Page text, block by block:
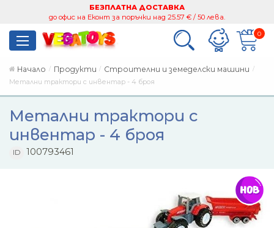
БЕЗПЛАТНА ДОСТАВКА
до офис на Еконт за поръчки над 25.57 € / 50 лева.
0
Начало Продукти Строителни и земеделски машини
Метални трактори с инвентар - 4 броя
Метални трактори с
инвентар - 4 броя
ID 100793461